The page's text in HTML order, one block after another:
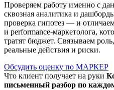
Проверяем работу именно с
сквозная аналитика и
проверка гипотез — и
и performance-маркетолога,
тратят бюджет. Связываем
реальные действия и риски.
Обсудить оценку по МАРКЕР
Что клиент получает на руки
письменный разбор по